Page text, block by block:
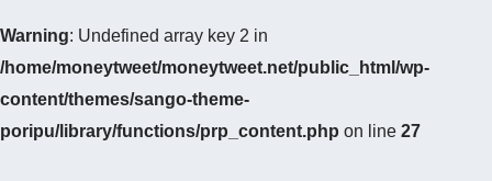
Warning: Undefined array key 2 in
/home/moneytweet/moneytweet.net/public_html/wp-
content/themes/sango-theme-
poripu/library/functions/prp_content.php on line 27